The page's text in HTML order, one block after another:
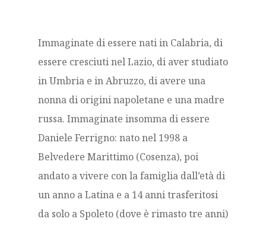
Immaginate di essere nati in Calabria, di
essere cresciuti nel Lazio, di aver studiato
in Umbria e in Abruzzo, di avere una
nonna di origini napoletane e una madre
russa. Immaginate insomma di essere
Daniele Ferrigno: nato nel 1998 a
Belvedere Marittimo (Cosenza), poi
andato a vivere con la famiglia dall’età di
un anno a Latina e a 14 anni trasferitosi
da solo a Spoleto (dove è rimasto tre anni)